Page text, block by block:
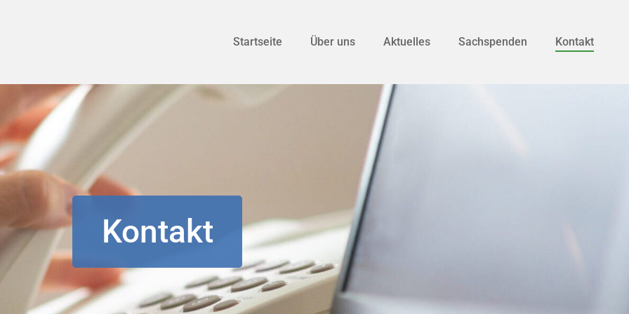
Startseite Über uns Aktuelles Sachspenden Kontakt
Kontakt